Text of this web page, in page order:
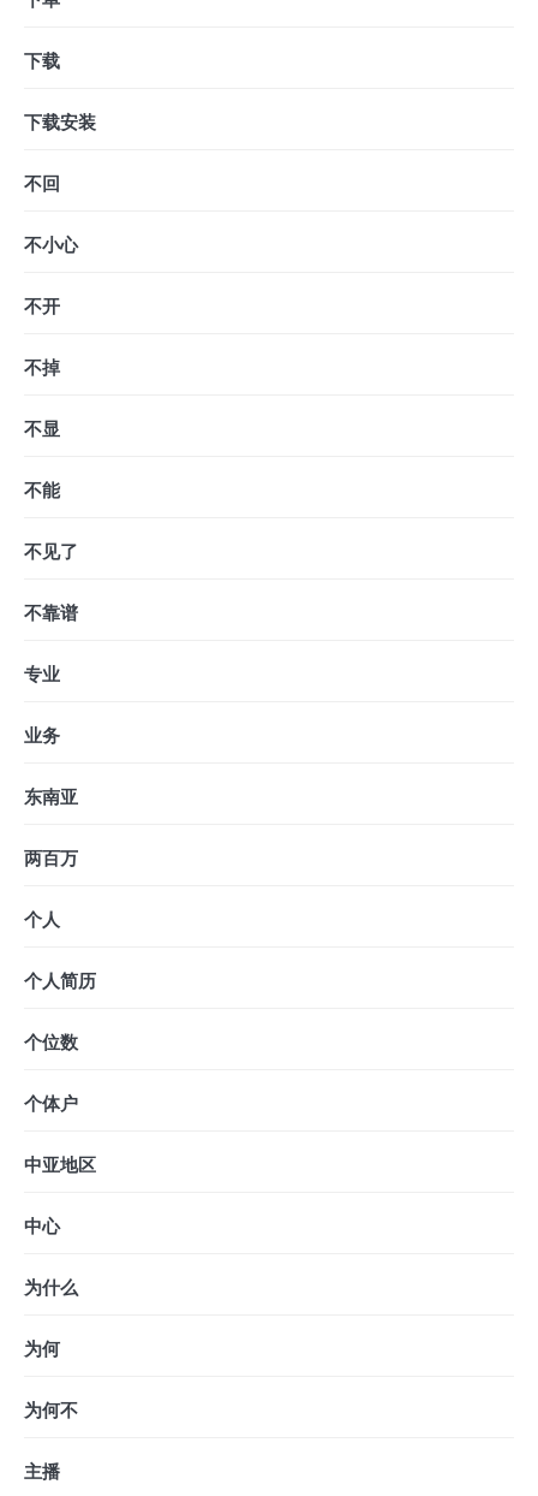
下载
下载安装
不回
不小心
不开
不掉
不显
不能
不见了
不靠谱
专业
业务
东南亚
两百万
个人
个人简历
个位数
个体户
中亚地区
中心
为什么
为何
为何不
主播